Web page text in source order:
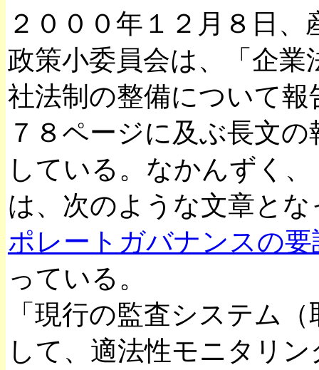
２０００年１２月８日
政策小委員会は、「企
社法制の整備について報
７８ページに及ぶ長文
している。なかんずく
は、次のような文章と
ポレートガバナンスの要
っている。
「現行の監査システム
して、適法性モニタリ